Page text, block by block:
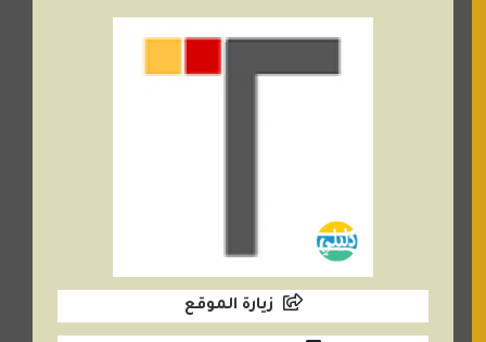
زيارة الموقع